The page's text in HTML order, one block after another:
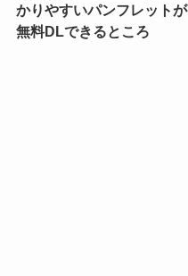
かりやすいパンフレットが
無料DLできるところ